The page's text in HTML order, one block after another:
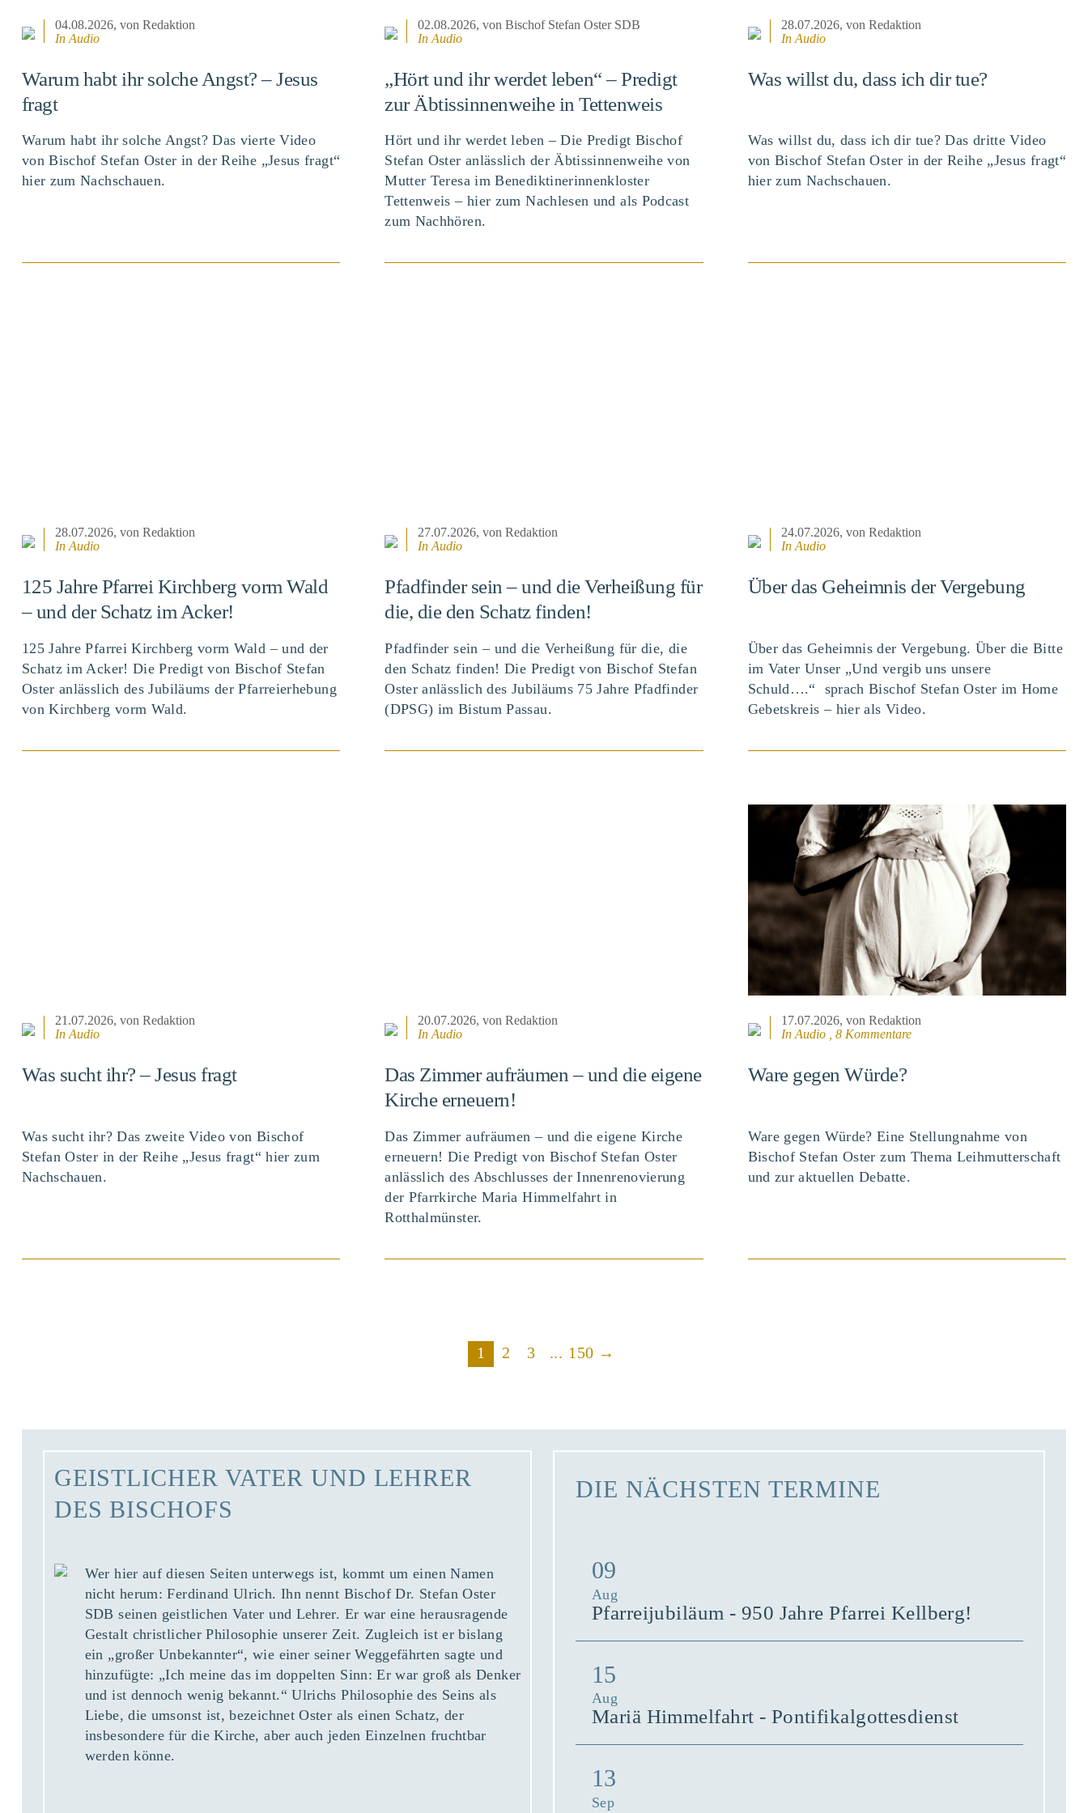
04.08.2026, von Redaktion
In Audio
Warum habt ihr solche Angst? – Jesus
fragt
Warum habt ihr solche Angst? Das vierte Video
von Bischof Stefan Oster in der Reihe „Jesus fragt“
hier zum Nachschauen.
02.08.2026, von Bischof Stefan Oster SDB
In Audio
„Hört und ihr werdet leben“ – Predigt
zur Äbtissinnenweihe in Tettenweis
Hört und ihr werdet leben – Die Predigt Bischof
Stefan Oster anlässlich der Äbtissinnenweihe von
Mutter Teresa im Benediktinerinnenkloster
Tettenweis – hier zum Nachlesen und als Podcast
zum Nachhören.
28.07.2026, von Redaktion
In Audio
Was willst du, dass ich dir tue?
Was willst du, dass ich dir tue? Das dritte Video
von Bischof Stefan Oster in der Reihe „Jesus fragt“
hier zum Nachschauen.
28.07.2026, von Redaktion
In Audio
125 Jahre Pfarrei Kirchberg vorm Wald
– und der Schatz im Acker!
125 Jahre Pfarrei Kirchberg vorm Wald – und der
Schatz im Acker! Die Predigt von Bischof Stefan
Oster anlässlich des Jubiläums der Pfarreierhebung
von Kirchberg vorm Wald.
27.07.2026, von Redaktion
In Audio
Pfadfinder sein – und die Verheißung für
die, die den Schatz finden!
Pfadfinder sein – und die Verheißung für die, die
den Schatz finden! Die Predigt von Bischof Stefan
Oster anlässlich des Jubiläums 75 Jahre Pfadfinder
(DPSG) im Bistum Passau.
24.07.2026, von Redaktion
In Audio
Über das Geheimnis der Vergebung
Über das Geheimnis der Vergebung. Über die Bitte
im Vater Unser „Und vergib uns unsere
Schuld….“ sprach Bischof Stefan Oster im Home
Gebetskreis – hier als Video.
21.07.2026, von Redaktion
In Audio
Was sucht ihr? – Jesus fragt
Was sucht ihr? Das zweite Video von Bischof
Stefan Oster in der Reihe „Jesus fragt“ hier zum
Nachschauen.
20.07.2026, von Redaktion
In Audio
Das Zimmer aufräumen – und die eigene
Kirche erneuern!
Das Zimmer aufräumen – und die eigene Kirche
erneuern! Die Predigt von Bischof Stefan Oster
anlässlich des Abschlusses der Innenrenovierung
der Pfarrkirche Maria Himmelfahrt in
Rotthalmünster.
17.07.2026, von Redaktion
In Audio , 8 Kommentare
Ware gegen Würde?
Ware gegen Würde? Eine Stellungnahme von
Bischof Stefan Oster zum Thema Leihmutterschaft
und zur aktuellen Debatte.
1 2 3 ... 150 →
GEISTLICHER VATER UND LEHRER
DES BISCHOFS
Wer hier auf diesen Seiten unterwegs ist, kommt um einen Namen
nicht herum: Ferdinand Ulrich. Ihn nennt Bischof Dr. Stefan Oster
SDB seinen geistlichen Vater und Lehrer. Er war eine herausragende
Gestalt christlicher Philosophie unserer Zeit. Zugleich ist er bislang
ein „großer Unbekannter“, wie einer seiner Weggefährten sagte und
hinzufügte: „Ich meine das im doppelten Sinn: Er war groß als Denker
und ist dennoch wenig bekannt.“ Ulrichs Philosophie des Seins als
Liebe, die umsonst ist, bezeichnet Oster als einen Schatz, der
insbesondere für die Kirche, aber auch jeden Einzelnen fruchtbar
werden könne.
DIE NÄCHSTEN TERMINE
09
Aug
Pfarreijubiläum - 950 Jahre Pfarrei Kellberg!
15
Aug
Mariä Himmelfahrt - Pontifikalgottesdienst
13
Sep